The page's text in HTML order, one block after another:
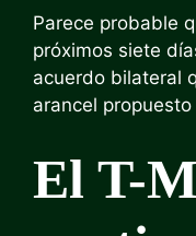
Parece probable
próximos siete
acuerdo bilateral
arancel
El T-